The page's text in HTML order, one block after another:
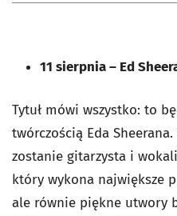
11 sierpnia– Ed
Tytuł mówi wszystko: to
twórczością Eda
zostanie gitarzysta i
który wykona największe
ale równie piękne utwory